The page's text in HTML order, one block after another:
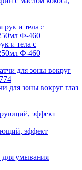
и тела с
Ф-460
для зоны вокруг глаз
эффект